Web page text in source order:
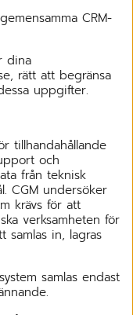
CRM-
dina
rätt att begränsa
uppgifter.
tillhandahållande
och
från teknisk
CGM undersöker
krävs för att
verksamheten för
in, lagras
samlas endast